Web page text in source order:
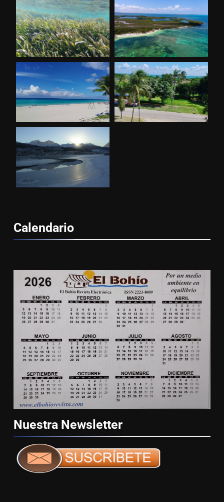
Calendario
Nuestra Newsletter